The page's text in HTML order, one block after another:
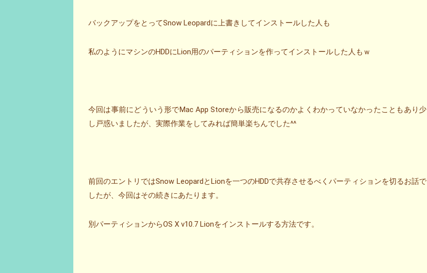
バックアップをとってSnow Leopardに上書きしてインストールした人も
私のようにマシンのHDDにLion用のパーティションを作ってインストールした人もｗ
今回は事前にどういう形でMac App Storeから販売になるのかよくわかっていなかったこともあり少
し戸惑いましたが、実際作業をしてみれば簡単楽ちんでした^^
前回のエントリではSnow LeopardとLionを一つのHDDで共存させるべくパーティションを切るお話で
したが、今回はその続きにあたります。
別パーティションからOS X v10.7 Lionをインストールする方法です。